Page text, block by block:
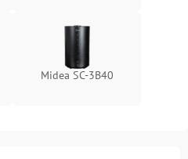
Midea SC-3B40